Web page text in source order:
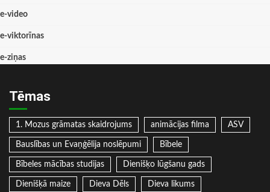
e-video
e-viktorīnas
e-ziņas
Tēmas
1. Mozus grāmatas skaidrojums animācijas filma ASV
Bauslības un Evaņģēlija noslēpumi Bībele
Bībeles mācības studijas Dienišķo lūgšanu gads
Dienišķā maize Dieva Dēls Dieva likums